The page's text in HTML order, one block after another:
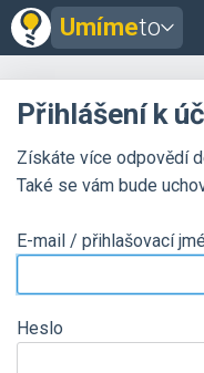
Umímeto
Přihlášení k
Získáte více odpovědí
Také se vám bude
E-mail / přihlašovací
Heslo